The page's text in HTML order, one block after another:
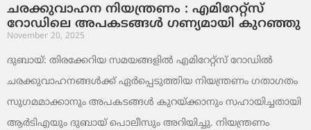
ചരക്കുവാഹന നിയന്ത്രണം : എമിറേറ്റ്സ്
റോഡിലെ അപകടങ്ങൾ ഗണ്യമായി കുറഞ്ഞു
November 20, 2025
ദുബായ്: തിരക്കേറിയ സമയങ്ങളിൽ എമിറേറ്റ്സ് റോഡിൽ
ചരക്കുവാഹനങ്ങൾക്ക് ഏർപ്പെടുത്തിയ നിയന്ത്രണം ഗതാഗതം
സുഗമമാക്കാനും അപകടങ്ങൾ കുറയ്ക്കാനും സഹായിച്ചതായി
ആർടിഎയും ദുബായ് പൊലീസും അറിയിച്ചു. നിയന്ത്രണം